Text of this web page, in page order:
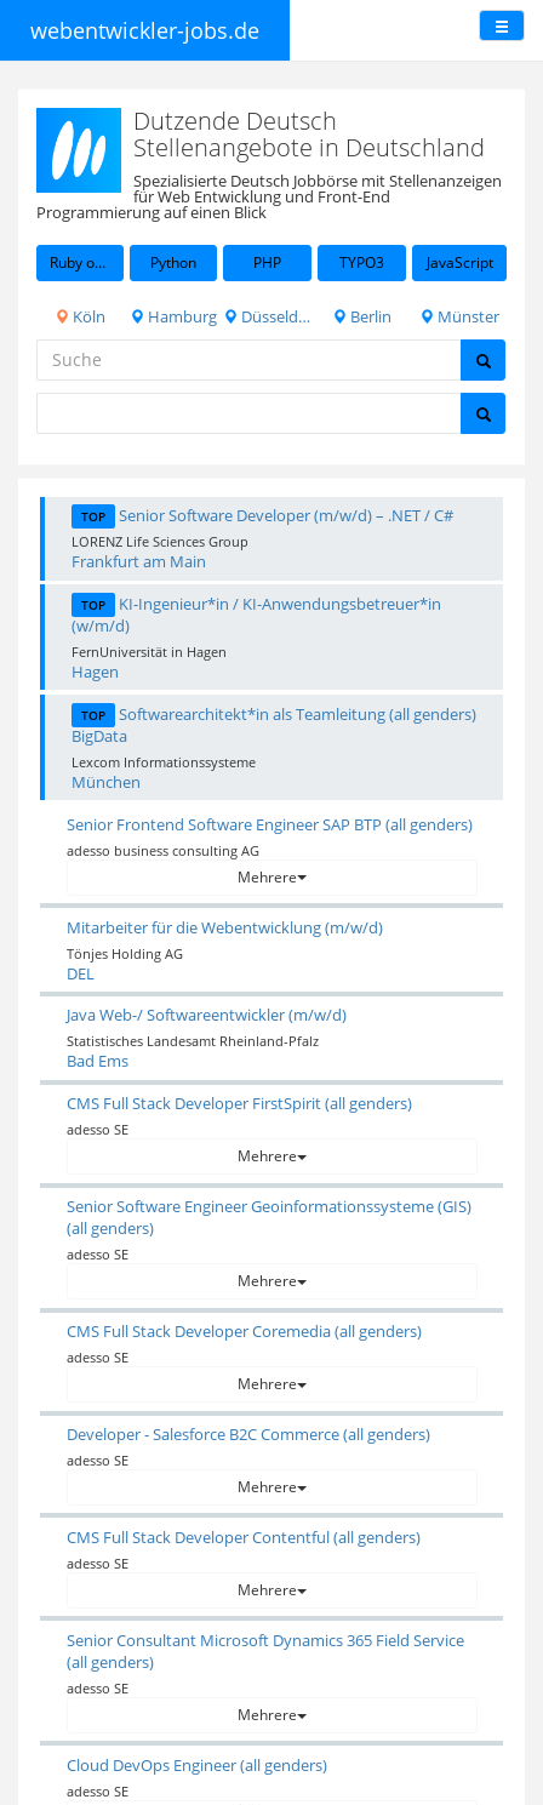
webentwickler-jobs.de
Dutzende Deutsch
Stellenangebote in Deutschland
Spezialisierte Deutsch Jobbörse mit Stellenanzeigen
für Web Entwicklung und Front-End
Programmierung auf einen Blick
Ruby on Rails Python PHP TYPO3 JavaScript
Köln Hamburg Düsseldorf Berlin Münster
TOP Senior Software Developer (m/w/d) – .NET / C#
LORENZ Life Sciences Group
Frankfurt am Main
TOP
KI-Ingenieur*in / KI-Anwendungsbetreuer*in
(w/m/d)
FernUniversität in Hagen
Hagen
TOP
Softwarearchitekt*in als Teamleitung (all genders)
BigData
Lexcom Informationssysteme
München
Senior Frontend Software Engineer SAP BTP (all genders)
adesso business consulting AG
Mehrere
Mitarbeiter für die Webentwicklung (m/w/d)
Tönjes Holding AG
DEL
Java Web-/ Softwareentwickler (m/w/d)
Statistisches Landesamt Rheinland-Pfalz
Bad Ems
CMS Full Stack Developer FirstSpirit (all genders)
adesso SE
Mehrere
Senior Software Engineer Geoinformationssysteme (GIS)
(all genders)
adesso SE
Mehrere
CMS Full Stack Developer Coremedia (all genders)
adesso SE
Mehrere
Developer - Salesforce B2C Commerce (all genders)
adesso SE
Mehrere
CMS Full Stack Developer Contentful (all genders)
adesso SE
Mehrere
Senior Consultant Microsoft Dynamics 365 Field Service
(all genders)
adesso SE
Mehrere
Cloud DevOps Engineer (all genders)
adesso SE